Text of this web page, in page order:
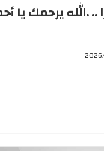
.. .الله يرحمك يا